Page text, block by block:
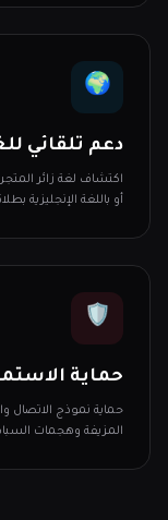
🌍
دعم تلقائي
اكتشاف لغة زائر المتجر
أو باللغة الإنجليزية
🛡️
حماية
حماية نموذج الاتصال
المزيفة وهجمات السبام